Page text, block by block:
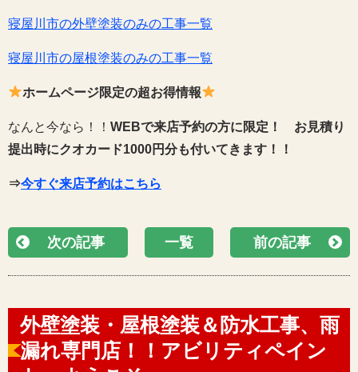
寝屋川市の外壁塗装のみの工事一覧
寝屋川市の屋根塗装のみの工事一覧
ホームページ限定の超お得情報
なんと今なら！！ WEBで来店予約の方に限定！
お見積り
提出時にクオカード1000円分も付いてきます！！
⇒今すぐ来店予約はこちら
次の記事 一覧 前の記事
外壁塗装・屋根塗装＆防水工事、雨
漏れ専門店！！アビリティペイン